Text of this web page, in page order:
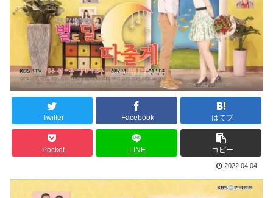
Twitter Facebook はてブ
Pocket LINE コピー
2022.04.04